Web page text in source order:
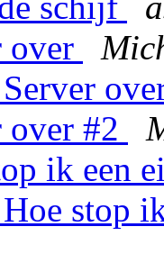
over
#2
ik een
stop